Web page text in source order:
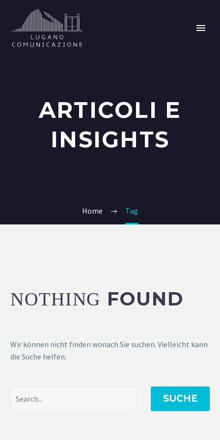
ARTICOLI E
INSIGHTS
Home Tag
NOTHING FOUND
Wir können nicht finden wonach Sie suchen. Vielleicht kann
die Suche helfen.
SUCHE